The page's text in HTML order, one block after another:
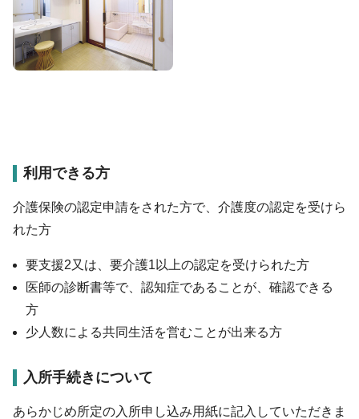
利用できる方
介護保険の認定申請をされた方で、介護度の認定を受けら
れた方
要支援2又は、要介護1以上の認定を受けられた方
医師の診断書等で、認知症であることが、確認できる
方
少人数による共同生活を営むことが出来る方
入所手続きについて
あらかじめ所定の入所申し込み用紙に記入していただきま